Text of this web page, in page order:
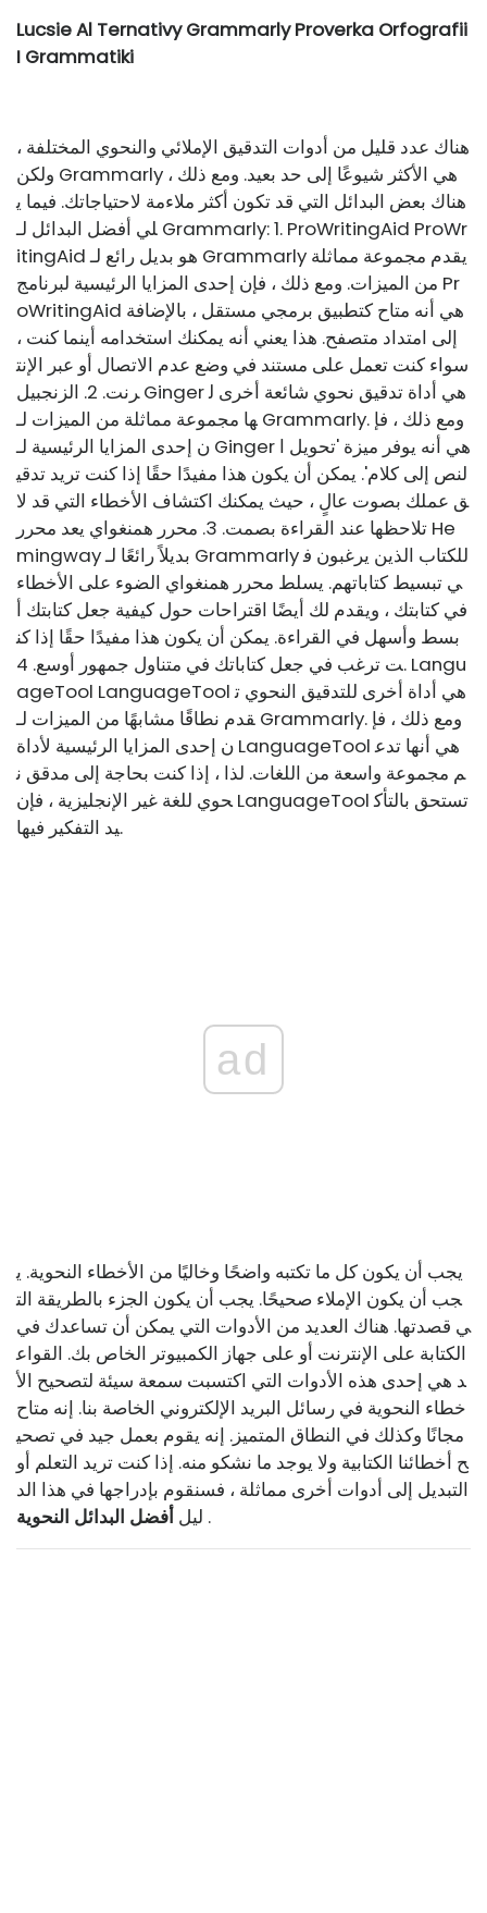
Lucsie Al Ternativy Grammarly Proverka Orfografii
I Grammatiki
هناك عدد قليل من أدوات التدقيق الإملائي والنحوي المختلفة ،
ولكن Grammarly هي الأكثر شيوعًا إلى حد بعيد. ومع ذلك ،
هناك بعض البدائل التي قد تكون أكثر ملاءمة لاحتياجاتك. فيما ي
لي أفضل البدائل لـ Grammarly: 1. ProWritingAid ProWr
itingAid هو بديل رائع لـ Grammarly يقدم مجموعة مماثلة
من الميزات. ومع ذلك ، فإن إحدى المزايا الرئيسية لبرنامج Pr
oWritingAid هي أنه متاح كتطبيق برمجي مستقل ، بالإضافة
إلى امتداد متصفح. هذا يعني أنه يمكنك استخدامه أينما كنت ،
سواء كنت تعمل على مستند في وضع عدم الاتصال أو عبر الإنت
رنت. 2. الزنجبيل Ginger هي أداة تدقيق نحوي شائعة أخرى ل
ها مجموعة مماثلة من الميزات لـ Grammarly. ومع ذلك ، فإ
ن إحدى المزايا الرئيسية لـ Ginger هي أنه يوفر ميزة 'تحويل ا
لنص إلى كلام'. يمكن أن يكون هذا مفيدًا حقًا إذا كنت تريد تدقي
ق عملك بصوت عالٍ ، حيث يمكنك اكتشاف الأخطاء التي قد لا
تلاحظها عند القراءة بصمت. 3. محرر همنغواي يعد محرر He
mingway بديلاً رائعًا لـ Grammarly للكتاب الذين يرغبون ف
ي تبسيط كتاباتهم. يسلط محرر همنغواي الضوء على الأخطاء
في كتابتك ، ويقدم لك أيضًا اقتراحات حول كيفية جعل كتابتك أ
بسط وأسهل في القراءة. يمكن أن يكون هذا مفيدًا حقًا إذا كن
ت ترغب في جعل كتاباتك في متناول جمهور أوسع. 4. Langu
ageTool LanguageTool هي أداة أخرى للتدقيق النحوي ت
قدم نطاقًا مشابهًا من الميزات لـ Grammarly. ومع ذلك ، فإ
ن إحدى المزايا الرئيسية لأداة LanguageTool هي أنها تدع
م مجموعة واسعة من اللغات. لذا ، إذا كنت بحاجة إلى مدقق ن
حوي للغة غير الإنجليزية ، فإن LanguageTool تستحق بالتأك
يد التفكير فيها.
ad
يجب أن يكون كل ما تكتبه واضحًا وخاليًا من الأخطاء النحوية. ي
جب أن يكون الإملاء صحيحًا. يجب أن يكون الجزء بالطريقة الت
ي قصدتها. هناك العديد من الأدوات التي يمكن أن تساعدك في
الكتابة على الإنترنت أو على جهاز الكمبيوتر الخاص بك. القواع
د هي إحدى هذه الأدوات التي اكتسبت سمعة سيئة لتصحيح الأ
خطاء النحوية في رسائل البريد الإلكتروني الخاصة بنا. إنه متاح
مجانًا وكذلك في النطاق المتميز. إنه يقوم بعمل جيد في تصحي
ح أخطائنا الكتابية ولا يوجد ما نشكو منه. إذا كنت تريد التعلم أو
التبديل إلى أدوات أخرى مماثلة ، فسنقوم بإدراجها في هذا الد
ليل أفضل البدائل النحوية .